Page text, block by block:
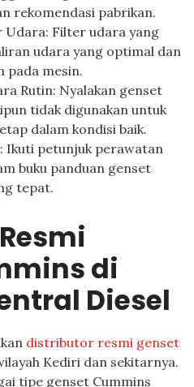
rekomendasi pabrikan.
Udara: Filter udara yang
udara yang optimal dan
pada mesin.
Rutin: Nyalakan genset
tidak digunakan untuk
dalam kondisi baik.
Ikuti petunjuk perawatan
buku panduan genset
tepat.
di
Diesel
distributor resmi genset
Kediri dan sekitarnya.
tipe genset Cummins